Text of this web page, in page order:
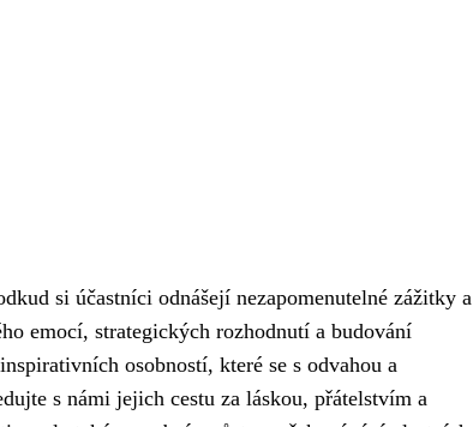
si účastníci odnášejí nezapomenutelné zážitky a
emocí, strategických rozhodnutí a budování
osobností, které se s odvahou a
s námi jejich cestu za láskou, přátelstvím a